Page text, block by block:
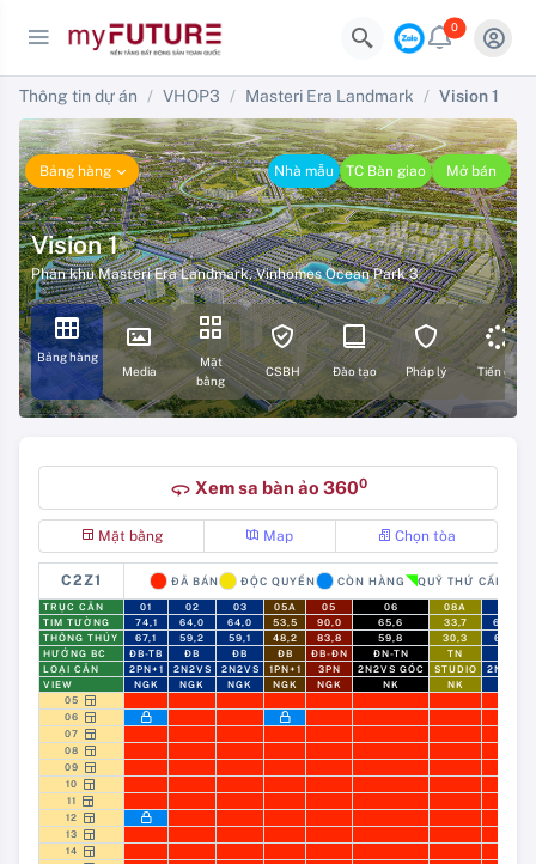
0
Thông tin dự án VHOP3 Masteri Era Landmark Vision 1
Bảng hàng Nhà mẫu TC Bàn giao Mở bán
Vision 1
Phân khu Masteri Era Landmark,Vinhomes Ocean Park 3
Bảng hàng
Media
Mặt
bằng
CSBH Đào tạo Pháp lý Tiến độ
360 Xem sa bàn ảo 3600
Mặt bằng Map Chọn tòa
C2Z1 ĐÃ BÁN ĐỘC QUYỀN CÒN HÀNG QUỸ THỨ CẤP
TRỤC CĂN 01 02 03 05A 05 06 08A
TIM TƯỜNG
74,1 64,0 64,0 53,5 90,0 65,6 33,7
65,6
THÔNG THỦY
67,1 59,2 59,1 48,2 83,8 59,8 30,3
60,1
HƯỚNG BC
ĐB-TB ĐB ĐB ĐB ĐB-ĐN ĐN-TN TN
LOẠI CĂN
2PN+1 2N2VS 2N2VS 1PN+1 3PN 2N2VS GÓC STUDIO 2N2VS
VIEW
NGK NGK NGK NGK NGK NK NK
05
06
07
08
09
10
11
12
13
14